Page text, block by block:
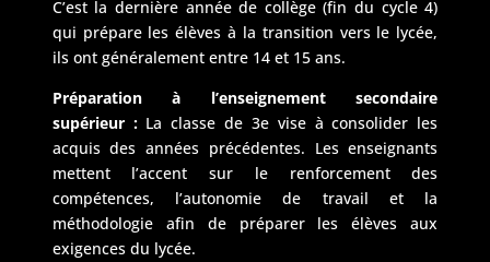
C’est la dernière année de collège (fin du cycle 4)
qui prépare les élèves à la transition vers le lycée,
ils ont généralement entre 14 et 15 ans.
Préparation à l’enseignement secondaire
supérieur :La classe de 3e vise à consolider les
acquis des années précédentes. Les enseignants
mettent l’accent sur le renforcement des
compétences, l’autonomie de travail et la
méthodologie afin de préparer les élèves aux
exigences du lycée.